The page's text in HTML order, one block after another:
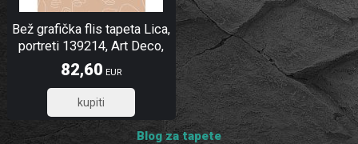
Bež grafička flis tapeta Lica,
portreti 139214, Art Deco,
Esta
82,60 EUR
66,08
Blog za tapete